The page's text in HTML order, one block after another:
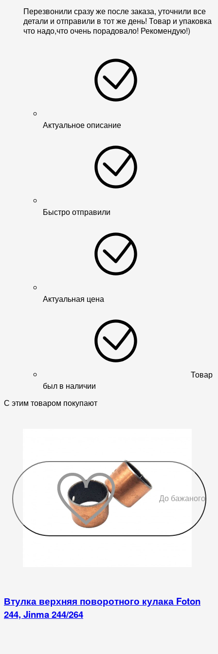
Перезвонили сразу же после заказа, уточнили все
детали и отправили в тот же день! Товар и упаковка
что надо,что очень порадовало! Рекомендую!)
Актуальное описание
Быстро отправили
Актуальная цена
Товар
был в наличии
С этим товаром покупают
До бажаного
Втулка верхняя поворотного кулака Foton
244, Jinma 244/264